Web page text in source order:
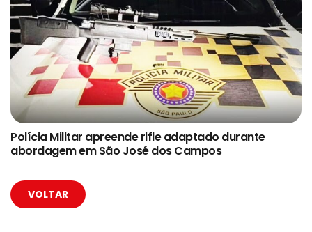
Polícia Militar apreende rifle adaptado durante
abordagem em São José dos Campos
VOLTAR